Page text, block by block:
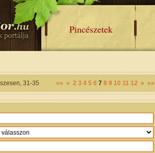
Pincészetek
31-35 «« « 2 3 4 5 6 7 8 9 10 11 12 » »»